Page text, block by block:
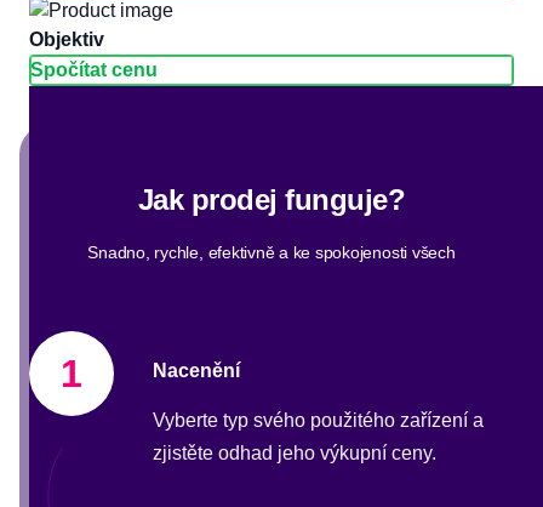
objektiv
Spočítat cenu
Jak prodej funguje?
Snadno, rychle, efektivně a ke spokojenosti všech
1 Nacenění
Vyberte typ svého použitého zařízení a
zjistěte odhad jeho výkupní ceny.